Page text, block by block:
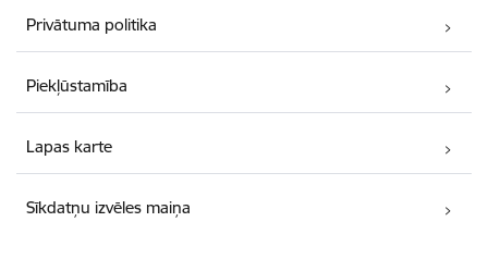
Privātuma politika
Piekļūstamība
Lapas karte
Sīkdatņu izvēles maiņa